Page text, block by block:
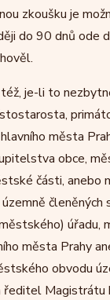
zkoušku je
do 90 dnů ode
je-li to
města
obce,
části, anebo
členěných
úřadu,
města Prahy
obvodu
Magistrátu